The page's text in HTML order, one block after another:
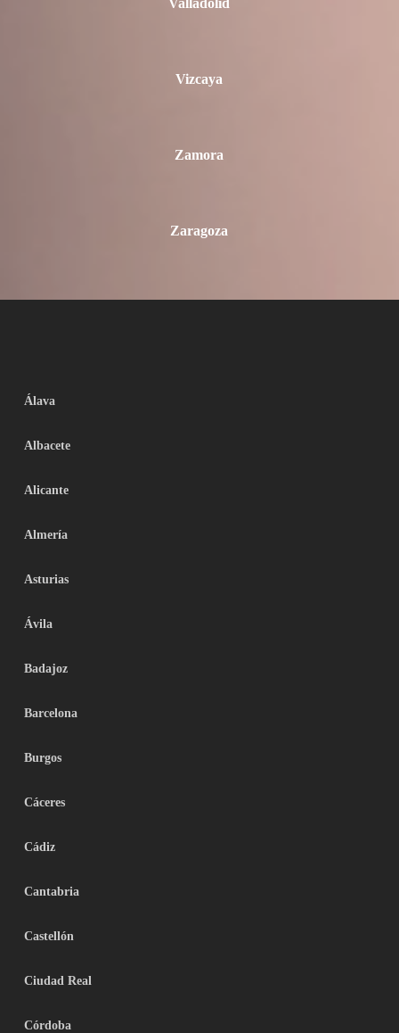
Valladolid
Vizcaya
Zamora
Zaragoza
Álava
Albacete
Alicante
Almería
Asturias
Ávila
Badajoz
Barcelona
Burgos
Cáceres
Cádiz
Cantabria
Castellón
Ciudad Real
Córdoba